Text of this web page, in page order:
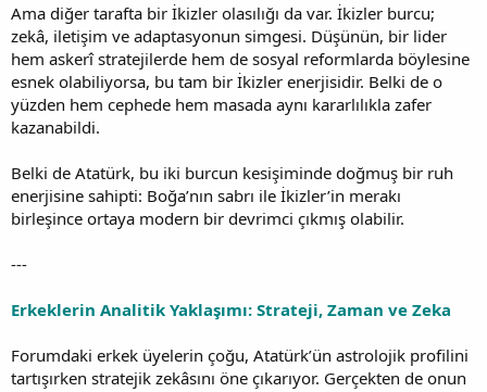
Ama diğer tarafta bir İkizler olasılığı da var. İkizler burcu;
zekâ, iletişim ve adaptasyonun simgesi. Düşünün, bir lider
hem askerî stratejilerde hem de sosyal reformlarda böylesine
esnek olabiliyorsa, bu tam bir İkizler enerjisidir. Belki de o
yüzden hem cephede hem masada aynı kararlılıkla zafer
kazanabildi.
Belki de Atatürk, bu iki burcun kesişiminde doğmuş bir ruh
enerjisine sahipti: Boğa’nın sabrı ile İkizler’in merakı
birleşince ortaya modern bir devrimci çıkmış olabilir.
---
Erkeklerin Analitik Yaklaşımı: Strateji, Zaman ve Zeka
Forumdaki erkek üyelerin çoğu, Atatürk’ün astrolojik profilini
tartışırken stratejik zekâsını öne çıkarıyor. Gerçekten de onun